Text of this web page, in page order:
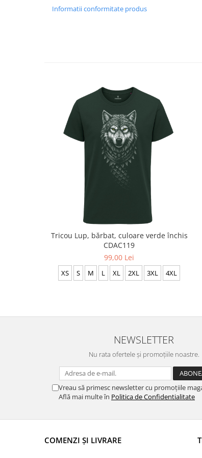
Informatii conformitate produs
Tricou Lup, bărbat, culoare verde închis
CDAC119
99,00 Lei
XS S M L XL 2XL 3XL 4XL
NEWSLETTER
Nu rata ofertele și promoțiile noastre.
Vreau să primesc newsletter cu promoțiile
Află mai multe în Politica de Confidentialitate
COMENZI ȘI LIVRARE